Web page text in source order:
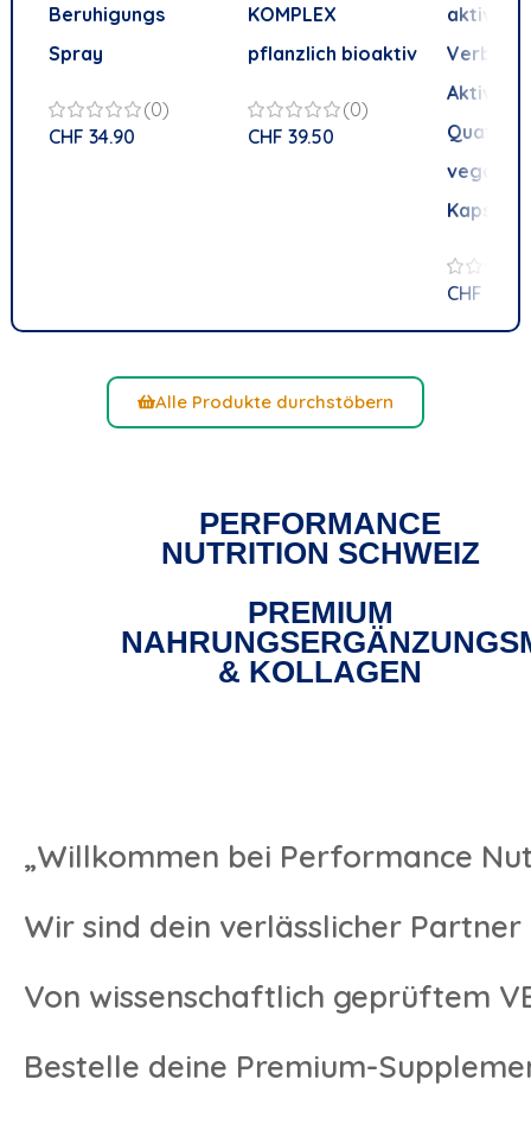
Beruhigungs
Spray
(0)
CHF 34.90
KOMPLEX
pflanzlich bioaktiv
(0)
CHF 39.50
aktive
Aktive
vegan –
Kapseln
CHF
Alle Produkte durchstöbern
PERFORMANCE
NUTRITION SCHWEIZ
PREMIUM
& KOLLAGEN
„Willkommen bei Performance
Wir sind dein verlässlicher
Von wissenschaftlich geprüftem
Bestelle deine Premium-